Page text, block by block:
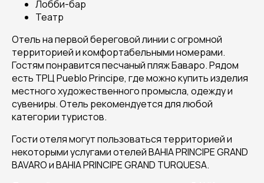
Лобби-бар
Театр
Отель на первой береговой линии с огромной
территорией и комфортабельными номерами.
Гостям понравится песчаный пляж Баваро. Рядом
есть ТРЦ Pueblo Principe, где можно купить изделия
местного художественного промысла, одежду и
сувениры. Отель рекомендуется для любой
категории туристов.
Гости отеля могут пользоваться территорией и
некоторыми услугами отелей BAHIA PRINCIPE GRAND
BAVARO и BAHIA PRINCIPE GRAND TURQUESA.